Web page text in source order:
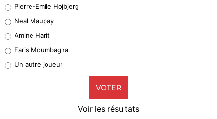
5%
1%
9%
Pierre-Emile Hojbjerg
Neal Maupay
Amine Harit
Faris Moumbagna
Un autre joueur
VOTER
Voir les résultats